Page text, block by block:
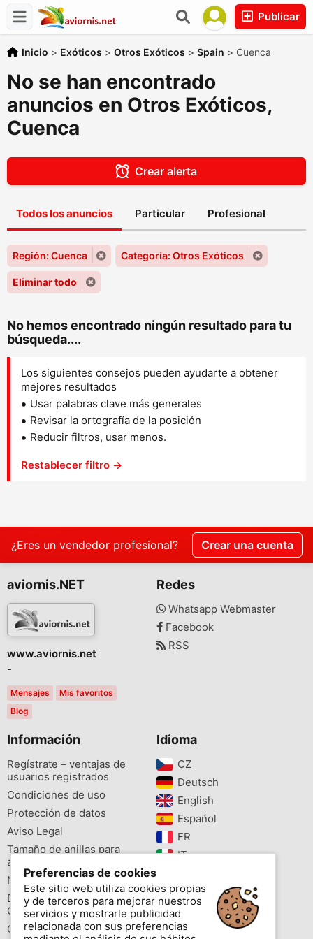
Publicar
Inicio > Exóticos > Otros Exóticos > Spain > Cuenca
No se han encontrado
anuncios en Otros Exóticos,
Cuenca
Crear alerta
Todos los anuncios Particular Profesional
Región: Cuenca Categoría: Otros Exóticos
Eliminar todo
No hemos encontrado ningún resultado para tu
búsqueda....
Los siguientes consejos pueden ayudarte a obtener
mejores resultados
Usar palabras clave más generales
Revisar la ortografía de la posición
Reducir filtros, usar menos.
Restablecer filtro →
¿Eres un vendedor profesional? Crear una cuenta
aviornis.NET
www.aviornis.net
-
Mensajes
Mis favoritos
Blog
Redes
Whatsapp Webmaster
Facebook
RSS
Información
Regístrate – ventajas de
usuarios registrados
Condiciones de uso
Protección de datos
Aviso Legal
Tamaño de anillas para
aves
Newsletter
Buscador de especies
Cites
Colores de las anillas
Idioma
CZ‎
Deutsch‎
English‎
Español‎
FR‎
IT‎
PL‎
PT‎
Preferencias de cookies
Este sitio web utiliza cookies propias
y de terceros para mejorar nuestros
servicios y mostrarle publicidad
relacionada con sus preferencias